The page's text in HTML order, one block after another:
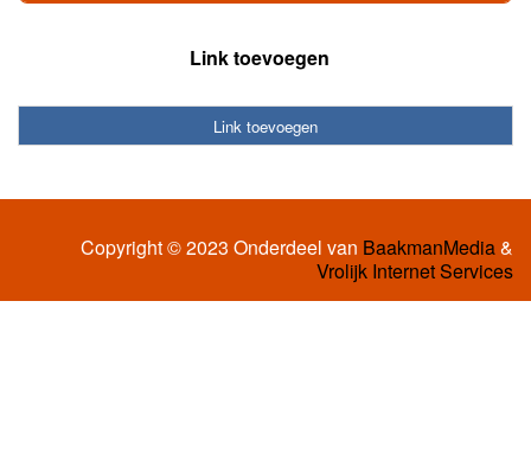
Link toevoegen
Link toevoegen
Copyright © 2023 Onderdeel van BaakmanMedia&
Vrolijk Internet Services